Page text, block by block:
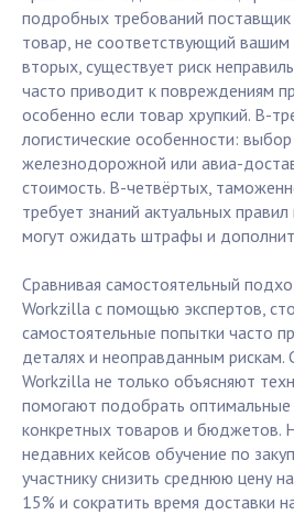
подробных требований
товар, не соответствующий
вторых, существует риск
часто приводит к повреждениям
особенно если товар хрупкий. В-
логистические особенности:
железнодорожной или авиа-
стоимость. В-четвёртых,
требует знаний актуальных
могут ожидать штрафы и
Сравнивая самостоятельный
Workzilla с помощью экспертов,
самостоятельные попытки часто
деталях и неоправданным рискам.
Workzilla не только объясняют
помогают подобрать
конкретных товаров и бюджетов.
недавних кейсов обучение по
участнику снизить среднюю цену
15% и сократить время доставки